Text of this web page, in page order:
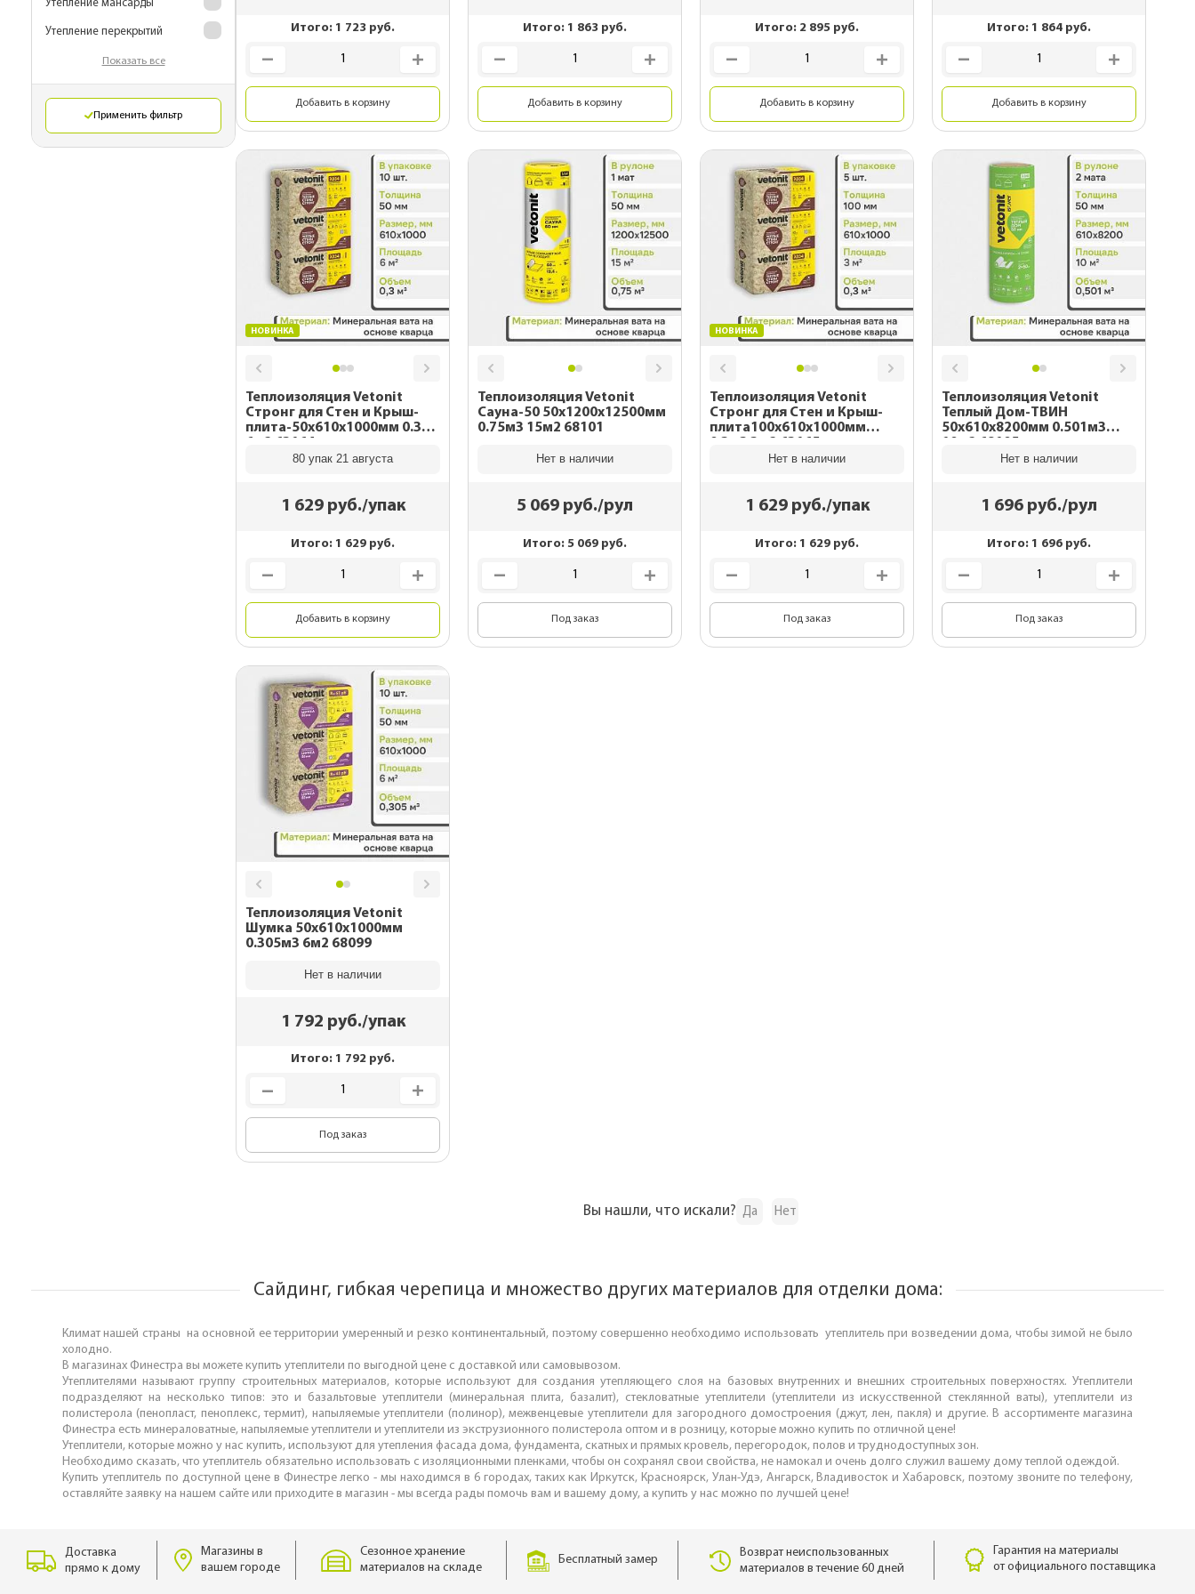
Комплектующие для
гибкой черепицы
Металлические планки
для монтажа
Подкровельная
OSB плиты
Для дачного домика
Утепление мансарды
Утепление перекрытий
Показать все
Применить фильтр
Итого: 1 723 руб.
Добавить в корзину
Итого: 1 863 руб.
Добавить в корзину
Итого: 2 895 руб.
Добавить в корзину
Итого: 1 864 руб.
Добавить в корзину
НОВИНКА
Теплоизоляция Vetonit
Стронг для Стен и Крыш-
плита-50х610х1000мм 0.3м3
80 упак 21 августа
1 629руб./упак
Итого: 1 629 руб.
Добавить в корзину
Теплоизоляция Vetonit
Сауна-50 50х1200х12500мм
0.75м3 15м2 68101
Нет в наличии
5 069 руб./рул
Итого: 5 069 руб.
Под заказ
НОВИНКА
Теплоизоляция Vetonit
Стронг для Стен и Крыш-
плита100х610х1000мм
Нет в наличии
1 629руб./упак
Итого: 1 629 руб.
Под заказ
Теплоизоляция Vetonit
Теплый Дом-ТВИН
50х610х8200мм 0.501м3
Нет в наличии
1 696 руб./рул
Итого: 1 696 руб.
Под заказ
Теплоизоляция Vetonit
Шумка 50х610х1000мм
0.305м3 6м2 68099
Нет в наличии
1 792 руб./упак
Итого: 1 792 руб.
Под заказ
Вы нашли, что искали? Да Нет
Сайдинг, гибкая черепица и множество других материалов для отделки дома:
Климат нашей страны на основной ее территории умеренный и резко континентальный, поэтому совершенно необходимо использовать утеплитель при возведении дома, чтобы зимой не было
холодно.
В магазинах Финестра вы можете купить утеплители по выгодной цене с доставкой или самовывозом.
Утеплителями называют группу строительных материалов, которые используют для создания утепляющего слоя на базовых внутренних и внешних строительных поверхностях. Утеплители
подразделяют на несколько типов: это и базальтовые утеплители (минеральная плита, базалит), стекловатные утеплители (утеплители из искусственной стеклянной ваты), утеплители из
полистерола (пенопласт, пеноплекс, термит), напыляемые утеплители (полинор), межвенцевые утеплители для загородного домостроения (джут, лен, пакля) и другие. В ассортименте магазина
Финестра есть минераловатные, напыляемые утеплители и утеплители из экструзионного полистерола оптом и в розницу, которые можно купить по отличной цене!
Утеплители, которые можно у нас купить, используют для утепления фасада дома, фундамента, скатных и прямых кровель, перегородок, полов и труднодоступных зон.
Необходимо сказать, что утеплитель обязательно использовать с изоляционными пленками, чтобы он сохранял свои свойства, не намокал и очень долго служил вашему дому теплой одеждой.
Купить утеплитель по доступной цене в Финестре легко - мы находимся в 6 городах, таких как Иркутск, Красноярск, Улан-Удэ, Ангарск, Владивосток и Хабаровск, поэтому звоните по телефону,
оставляйте заявку на нашем сайте или приходите в магазин - мы всегда рады помочь вам и вашему дому, а купить у нас можно по лучшей цене!
Доставка
прямо к дому
Магазины в
вашем городе
Сезонное хранение
материалов на складе
Бесплатный замер
Возврат неиспользованных
материалов в течение 60 дней
Гарантия на материалы
от официального поставщика